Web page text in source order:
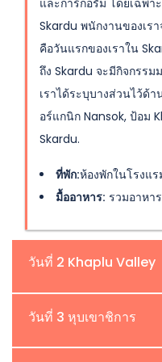
Skardu พนักงานของเร
คือวันแรกของเราใน
ถึง Skardu จะมีกิจกรรม
เราได้ระบุบางส่วนไว้ด้
อร์แกนิก Nansok, ป้อม
Skardu.
ที่พัก:ห้องพักในโรงแ
มื้ออาหาร: รวมอาหา
วันที่ 2 Khaplu Valley
สถานที่:Khaplu | ความสูง
วันที่ 3 หุบเขาชิการ